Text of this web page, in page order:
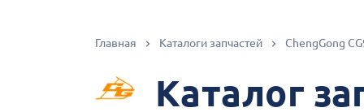
Главная Каталоги запчастей ChengGong
Каталог